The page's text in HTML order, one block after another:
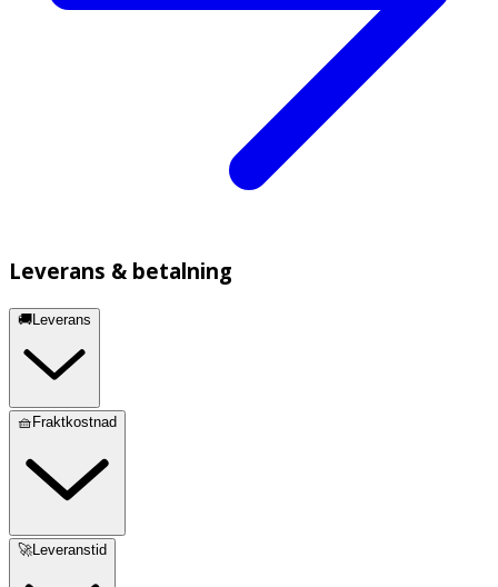
Leverans & betalning
🚚Leverans
🧺Fraktkostnad
🚀Leveranstid